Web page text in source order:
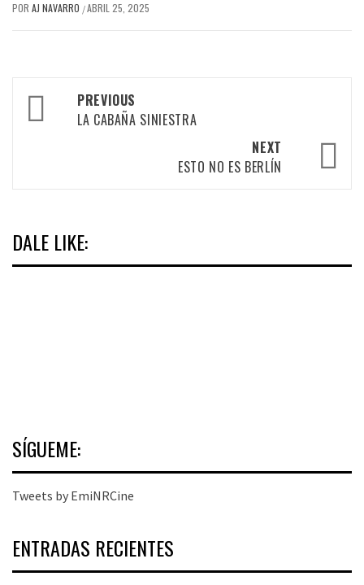
POR AJ NAVARRO /ABRIL 25, 2025
Post
navigation
PREVIOUS
LA CABAÑA SINIESTRA
NEXT
ESTO NO ES BERLÍN
DALE LIKE:
SÍGUEME:
Tweets by EmiNRCine
ENTRADAS RECIENTES